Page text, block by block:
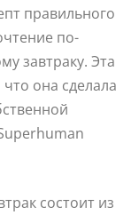
правильного
по-
завтраку. Эта
она сделала
состоит из